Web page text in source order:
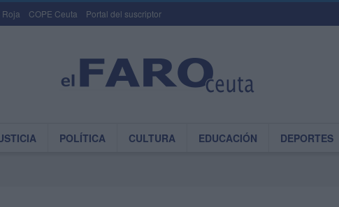
Roja COPE Ceuta Portal del suscriptor
POLÍTICA CULTURA EDUCACIÓN DEPORTES